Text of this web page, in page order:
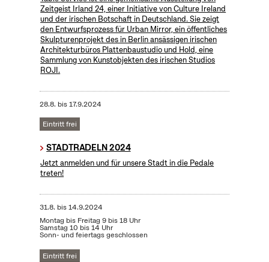
Zeitgeist Irland 24, einer Initiative von Culture Ireland
und der irischen Botschaft in Deutschland. Sie zeigt
den Entwurfsprozess für Urban Mirror, ein öffentliches
Skulpturenprojekt des in Berlin ansässigen irischen
Architekturbüros Plattenbaustudio und Hold, eine
Sammlung von Kunstobjekten des irischen Studios
ROJI.
28.8. bis17.9.2024
Eintritt frei
STADTRADELN 2024
Jetzt anmelden und für unsere Stadt in die Pedale
treten!
31.8. bis14.9.2024
Montag bis Freitag 9 bis 18 Uhr
Samstag 10 bis 14 Uhr
Sonn- und feiertags geschlossen
Eintritt frei